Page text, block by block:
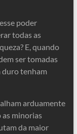
poder
todas as
E, quando
ser tomadas
duro tenham
arduamente
as minorias
da maior